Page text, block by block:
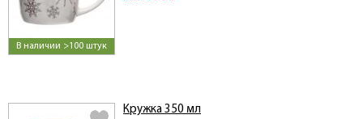
В наличии >100 штук
Кружка 350 мл